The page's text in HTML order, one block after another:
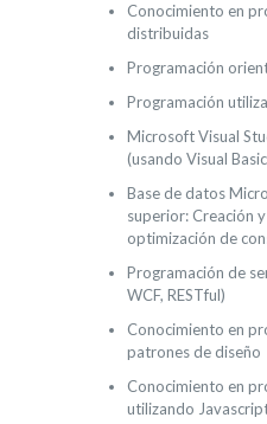
Conocimiento en
distribuidas
Programación
Programación
Microsoft Visual
(usando Visual
Base de datos
superior: Creación
optimización de
Programación de
WCF, RESTful)
Conocimiento en
patrones de diseño
Conocimiento en
utilizando